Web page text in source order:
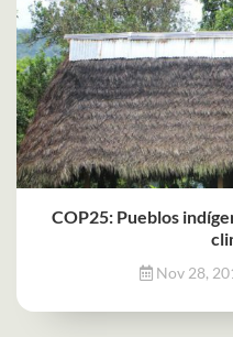
COP25: Pueblos
Nov 28,